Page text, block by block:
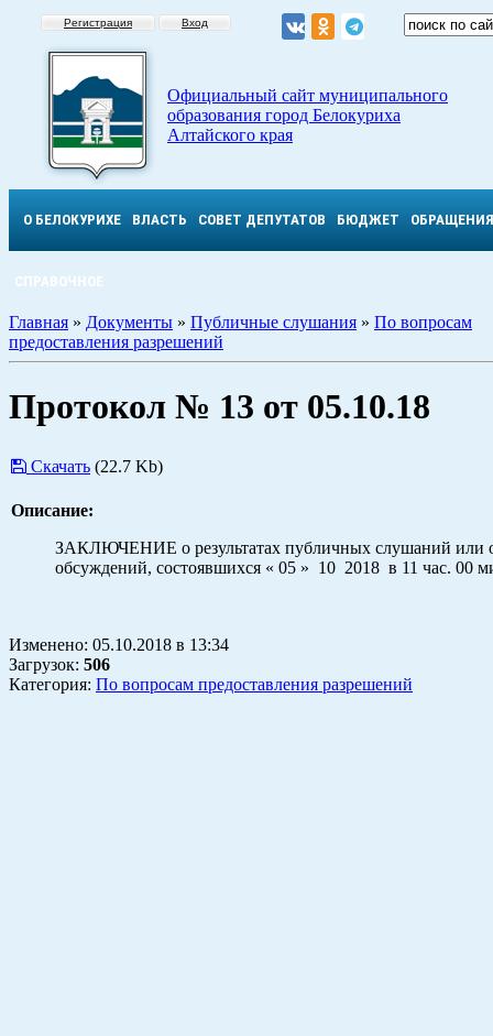
Регистрация Вход
Официальный сайт муниципального
образования город Белокуриха
Алтайского края
О БЕЛОКУРИХЕ ВЛАСТЬ СОВЕТ ДЕПУТАТОВ БЮДЖЕТ ОБРАЩЕНИЯ
СПРАВОЧНОЕ
Главная » Документы » Публичные слушания » По вопросам
предоставления разрешений
Протокол № 13 от 05.10.18
Скачать (22.7 Kb)
Описание:
ЗАКЛЮЧЕНИЕ о результатах публичных слушаний или
обсуждений, состоявшихся « 05 » 10 2018 в 11 час. 00
Изменено: 05.10.2018 в 13:34
Загрузок: 506
Категория: По вопросам предоставления разрешений